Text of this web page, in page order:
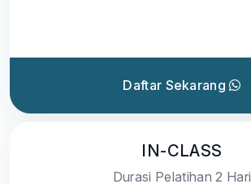
Daftar Sekarang
IN-CLASS
Durasi Pelatihan 2 Hari